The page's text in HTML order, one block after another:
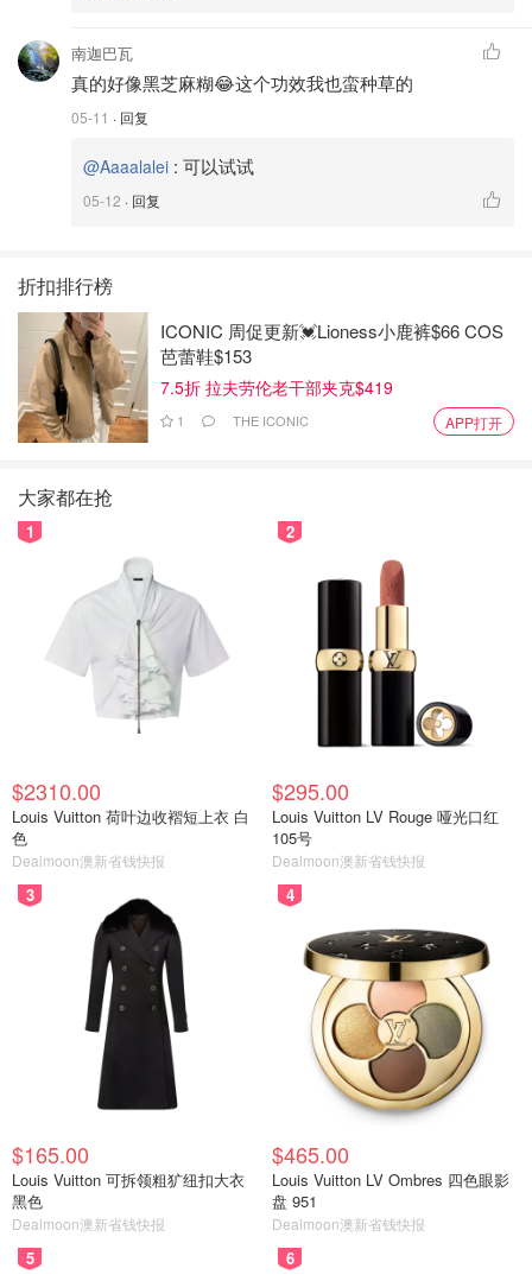
南迦巴瓦
真的好像黑芝麻糊😂这个功效我也蛮种草的
05-11 · 回复
@Aaaalalei : 可以试试
05-12 · 回复
折扣排行榜
ICONIC 周促更新💓Lioness小鹿裤$66 COS
芭蕾鞋$153
7.5折 拉夫劳伦老干部夹克$419
1 THE ICONIC APP打开
大家都在抢
1
$2310.00
Louis Vuitton 荷叶边收褶短上衣 白
色
Dealmoon澳新省钱快报
2
$295.00
Louis Vuitton LV Rouge 哑光口红
105号
Dealmoon澳新省钱快报
3
$165.00
Louis Vuitton 可拆领粗犷纽扣大衣
黑色
Dealmoon澳新省钱快报
4
$465.00
Louis Vuitton LV Ombres 四色眼影
盘 951
Dealmoon澳新省钱快报
5 6